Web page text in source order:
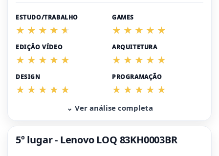
ESTUDO/TRABALHO GAMES
EDIÇÃO VÍDEO ARQUITETURA
DESIGN PROGRAMAÇÃO
⌄ Ver análise completa
5º lugar - Lenovo LOQ 83KH0003BR